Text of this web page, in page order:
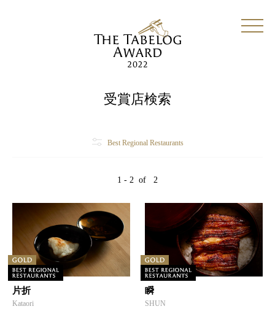
受賞店検索
Best Regional Restaurants
1 - 2 of 2
片折
Kataori
瞬
SHUN